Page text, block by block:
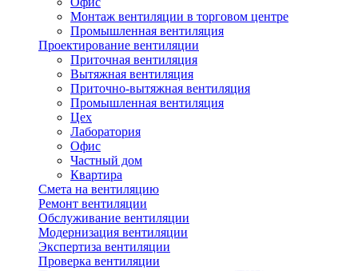
Монтаж вентиляции в торговом центре
Промышленная вентиляция
Проектирование вентиляции
Приточная вентиляция
Вытяжная вентиляция
Приточно-вытяжная вентиляция
Промышленная вентиляция
Цех
Лаборатория
Офис
Частный дом
Квартира
Смета на вентиляцию
Ремонт вентиляции
Обслуживание вентиляции
Модернизация вентиляции
Экспертиза вентиляции
Проверка вентиляции